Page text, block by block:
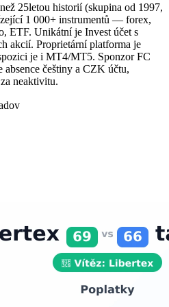
25letou historií (skupina od 1997,
1 000+ instrumentů — forex,
ETF. Unikátní je Invest účet s
akcií. Proprietární platforma je
je i MT4/MT5. Sponzor FC
češtiny a CZK účtu,
neaktivitu.